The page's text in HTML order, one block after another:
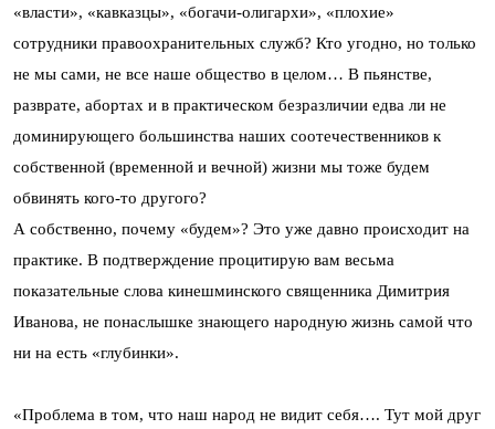
«власти», «кавказцы», «богачи-олигархи», «плохие»
сотрудники правоохранительных служб? Кто угодно, но только
не мы сами, не все наше общество в целом… В пьянстве,
разврате, абортах и в практическом безразличии едва ли не
доминирующего большинства наших соотечественников к
собственной (временной и вечной) жизни мы тоже будем
обвинять кого-то другого?
А собственно, почему «будем»? Это уже давно происходит на
практике. В подтверждение процитирую вам весьма
показательные слова кинешминского священника Димитрия
Иванова, не понаслышке знающего народную жизнь самой что
ни на есть «глубинки».
«Проблема в том, что наш народ не видит себя…. Тут мой друг